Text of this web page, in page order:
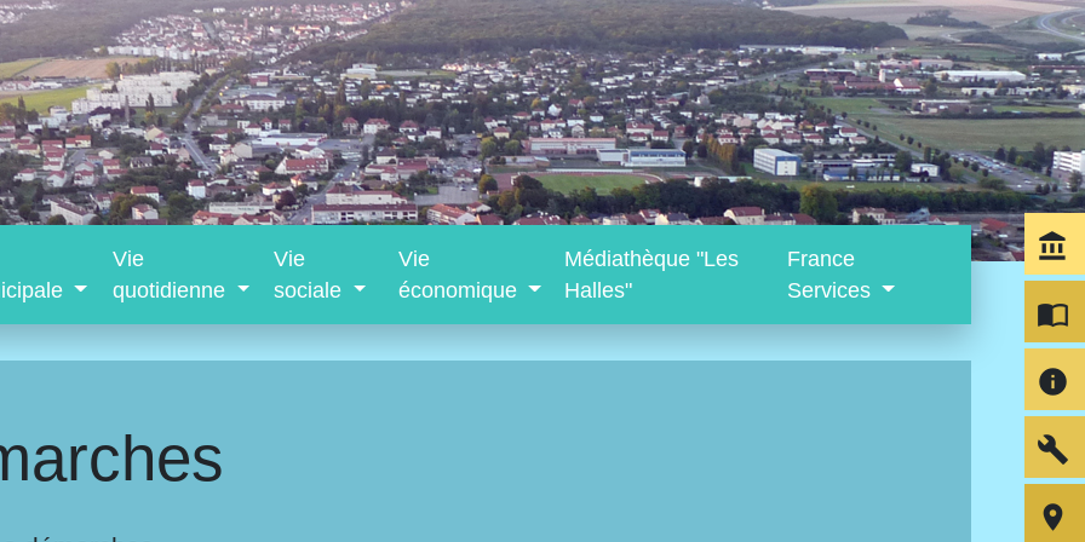
Vie
quotidienne
Vie
sociale
Vie
économique
Médiathèque "Les
Halles"
France
Services
account_balance
import_contacts
info
build
room